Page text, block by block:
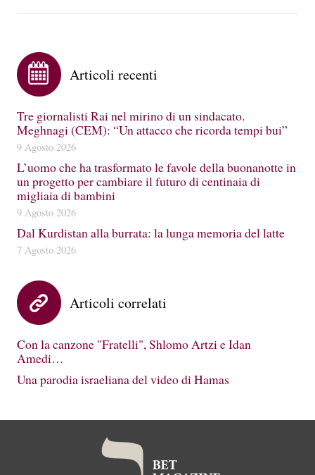
Articoli recenti
Tre giornalisti Rai nel mirino di un sindacato.
Meghnagi (CEM): “Un attacco che ricorda tempi bui”
9 Agosto 2026
L’uomo che ha trasformato le favole della buonanotte in
un progetto per cambiare il futuro di centinaia di
migliaia di bambini
9 Agosto 2026
Dal Kurdistan alla burrata: la lunga memoria del latte
7 Agosto 2026
Articoli correlati
Con la canzone "Fratelli", Shlomo Artzi e Idan
Amedi…
Una parodia israeliana del video di Hamas